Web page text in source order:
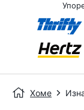
Хоме